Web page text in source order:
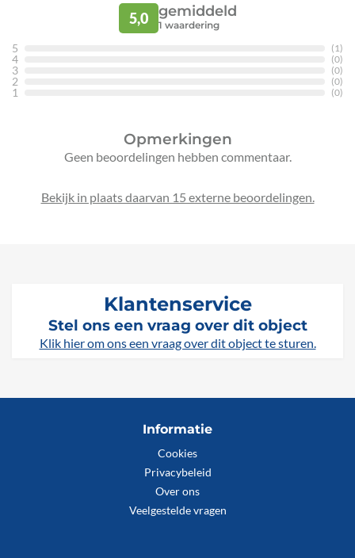
5,0 gemiddeld
1 waardering
5 (1)
4 (0)
3 (0)
2 (0)
1 (0)
Opmerkingen
Geen beoordelingen hebben commentaar.
Bekijk in plaats daarvan 15 externe beoordelingen.
Klantenservice
Stel ons een vraag over dit object
Klik hier om ons een vraag over dit object te sturen.
Informatie
Cookies
Privacybeleid
Over ons
Veelgestelde vragen